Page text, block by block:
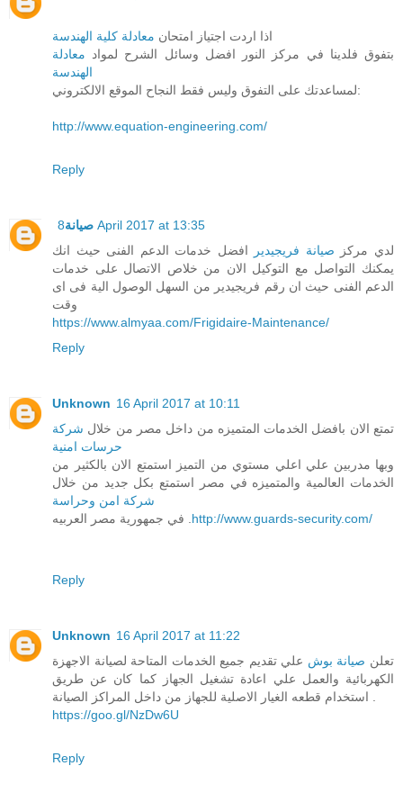
اذا اردت اجتياز امتحان معادلة كلية الهندسة
بتفوق فلدينا في مركز النور افضل وسائل الشرح لمواد معادلة
الهندسة
لمساعدتك على التفوق وليس فقط النجاح الموقع الالكتروني:
http://www.equation-engineering.com/
Reply
صيانة 8 April 2017 at 13:35
لدي مركز صيانة فريجيدير
افضل خدمات الدعم الفنى حيث انك
يمكنك التواصل مع التوكيل الان من خلاص الاتصال على خدمات
الدعم الفنى حيث ان رقم فريجيدير من السهل الوصول الية فى اى
وقت
https://www.almyaa.com/Frigidaire-Maintenance/
Reply
Unknown 16 April 2017 at 10:11
تمتع الان بافضل الخدمات المتميزه من داخل مصر من خلال شركة
حرسات امنية
وبها مدربين علي اعلي مستوي من التميز استمتع الان بالكثير من
الخدمات العالمية والمتميزه في مصر استمتع بكل جديد من خلال
شركة امن وحراسة
في جمهورية مصر العربيه .http://www.guards-security.com/
Reply
Unknown 16 April 2017 at 11:22
تعلن صيانة بوش علي تقديم جميع الخدمات المتاحة لصيانة الاجهزة
الكهربائية والعمل علي اعادة تشغيل الجهاز كما كان عن طريق
استخدام قطعه الغيار الاصلية للجهاز من داخل المراكز الصيانة .
https://goo.gl/NzDw6U
Reply